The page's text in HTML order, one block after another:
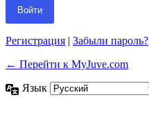
Регистрация | Забыли пароль?
← Перейти к MyJuve.com
Язык